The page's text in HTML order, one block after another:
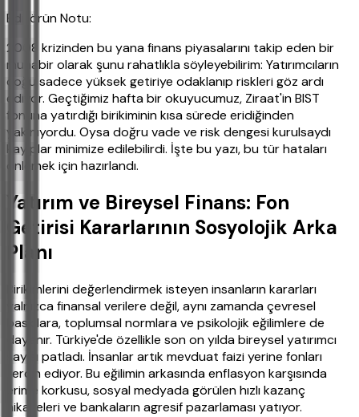
Editörün Notu:
2008 krizinden bu yana finans piyasalarını takip eden bir
muhabir olarak şunu rahatlıkla söyleyebilirim: Yatırımcıların
çoğu sadece yüksek getiriye odaklanıp riskleri göz ardı
ediyor. Geçtiğimiz hafta bir okuyucumuz, Ziraat'in BIST
fonuna yatırdığı birikiminin kısa sürede eridiğinden
yakınıyordu. Oysa doğru vade ve risk dengesi kurulsaydı
kayıplar minimize edilebilirdi. İşte bu yazı, bu tür hataları
önlemek için hazırlandı.
Yatırım ve Bireysel Finans: Fon
Getirisi Kararlarının Sosyolojik Arka
Planı
Birikimlerini değerlendirmek isteyen insanların kararları
yalnızca finansal verilere değil, aynı zamanda çevresel
baskılara, toplumsal normlara ve psikolojik eğilimlere de
dayanır. Türkiye'de özellikle son on yılda bireysel yatırımcı
sayısı patladı. İnsanlar artık mevduat faizi yerine fonları
tercih ediyor. Bu eğilimin arkasında enflasyon karşısında
erime korkusu, sosyal medyada görülen hızlı kazanç
hikayeleri ve bankaların agresif pazarlaması yatıyor.